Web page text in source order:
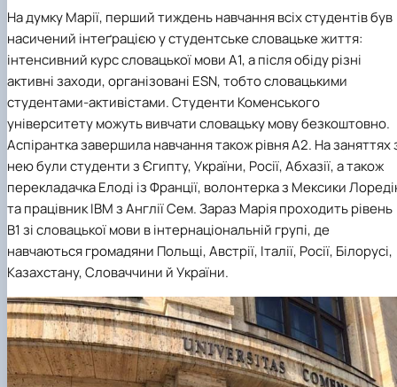
На думку Марії, перший тиждень навчання всіх студентів був
насичений інтеґрацією у студентське словацьке життя:
інтенсивний курс словацької мови А1, а після обіду різні
активні заходи, організовані ESN, тобто словацькими
студентами-активістами. Студенти Коменського
університету можуть вивчати словацьку мову безкоштовно.
Аспірантка завершила навчання також рівня А2. На заняттях
нею були студенти з Єгипту, України, Росії, Абхазії, а також
перекладачка Елоді із Франції, волонтерка з Мексики
та працівник IBM з Англії Сем. Зараз Марія проходить рівень
B1 зі словацької мови в інтернаціональній групі, де
навчаються громадяни Польщі, Австрії, Італії, Росії, Білорусі,
Казахстану, Словаччини й України.